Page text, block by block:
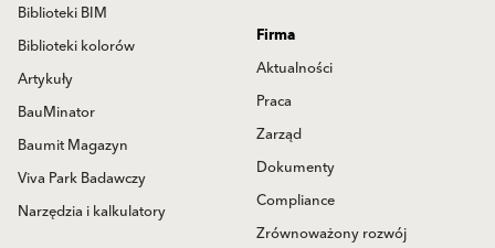
Biblioteki BIM
Biblioteki kolorów
Artykuły
BauMinator
Baumit Magazyn
Viva Park Badawczy
Narzędzia i kalkulatory
Firma
Aktualności
Praca
Zarząd
Dokumenty
Compliance
Zrównoważony rozwój